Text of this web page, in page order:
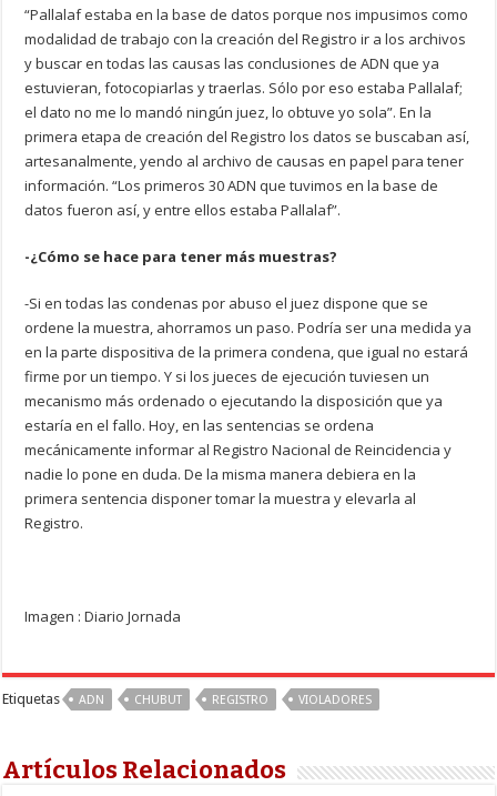
“Pallalaf estaba en la base de datos porque nos impusimos como
modalidad de trabajo con la creación del Registro ir a los archivos
y buscar en todas las causas las conclusiones de ADN que ya
estuvieran, fotocopiarlas y traerlas. Sólo por eso estaba Pallalaf;
el dato no me lo mandó ningún juez, lo obtuve yo sola”. En la
primera etapa de creación del Registro los datos se buscaban así,
artesanalmente, yendo al archivo de causas en papel para tener
información. “Los primeros 30 ADN que tuvimos en la base de
datos fueron así, y entre ellos estaba Pallalaf”.
-¿Cómo se hace para tener más muestras?
-Si en todas las condenas por abuso el juez dispone que se
ordene la muestra, ahorramos un paso. Podría ser una medida ya
en la parte dispositiva de la primera condena, que igual no estará
firme por un tiempo. Y si los jueces de ejecución tuviesen un
mecanismo más ordenado o ejecutando la disposición que ya
estaría en el fallo. Hoy, en las sentencias se ordena
mecánicamente informar al Registro Nacional de Reincidencia y
nadie lo pone en duda. De la misma manera debiera en la
primera sentencia disponer tomar la muestra y elevarla al
Registro.
Imagen : Diario Jornada
Etiquetas ADN CHUBUT REGISTRO VIOLADORES
Artículos Relacionados